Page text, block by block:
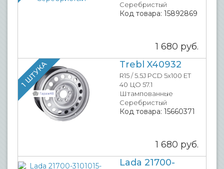
Серебристый
Код товара: 15892869
1 680 руб.
1 ШТУКА Trebl X40932
R15 / 5.5J PCD 5x100 ET
40 ЦО 57.1
Штампованные
Серебристый
Код товара: 15660371
1 680 руб.
Lada 21700-